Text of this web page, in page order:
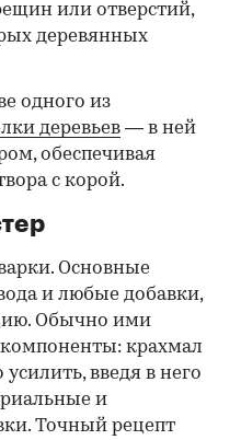
или отверстий,
деревянных
одного из
деревьев — в ней
обеспечивая
с корой.
Основные
и любые добавки,
Обычно ими
крахмал
введя в него
и
Точный рецепт